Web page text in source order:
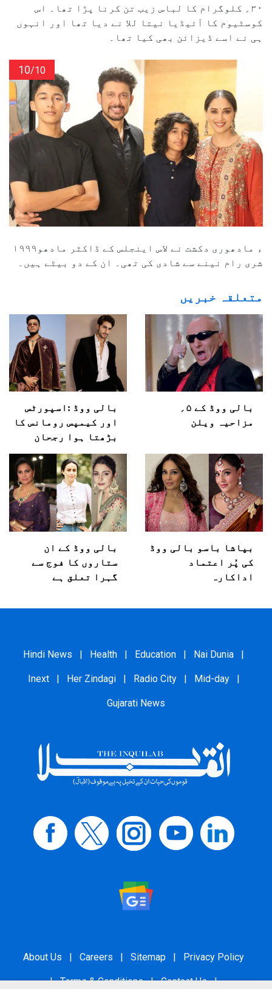
۳۰؍ کلوگرام کا لباس زیب تن کرنا پڑا تھا۔ اس
کوسٹیوم کا آئیڈیا نیتا للا نے دیا تھا اور انہوں
ہی نے اسے ڈیزائن بھی کیا تھا۔
10/10
۱۹۹۹ء مادھوری دکشت نے لاس اینجلس کے ڈاکٹر مادھو
شری رام نینے سے شادی کی تھی۔ ان کے دو بیٹے ہیں۔
متعلقہ خبریں
بالی ووڈ :اسپورٹس
اور کیمپس رومانس کا
بڑھتا ہوا رجحان
بالی ووڈ کے ۵؍
مزاحیہ ویلن
بالی ووڈ کے ان
ستاروں کا فوج سے
گہرا تعلق ہے
بپاشا باسو بالی ووڈ
کی پُر اعتماد
اداکارہ
Hindi News | Health | Education | Nai Dunia |
Inext | Her Zindagi | Radio City | Mid-day |
Gujarati News
About Us | Careers | Sitemap | Privacy Policy
| Terms & Conditions | Contact Us |